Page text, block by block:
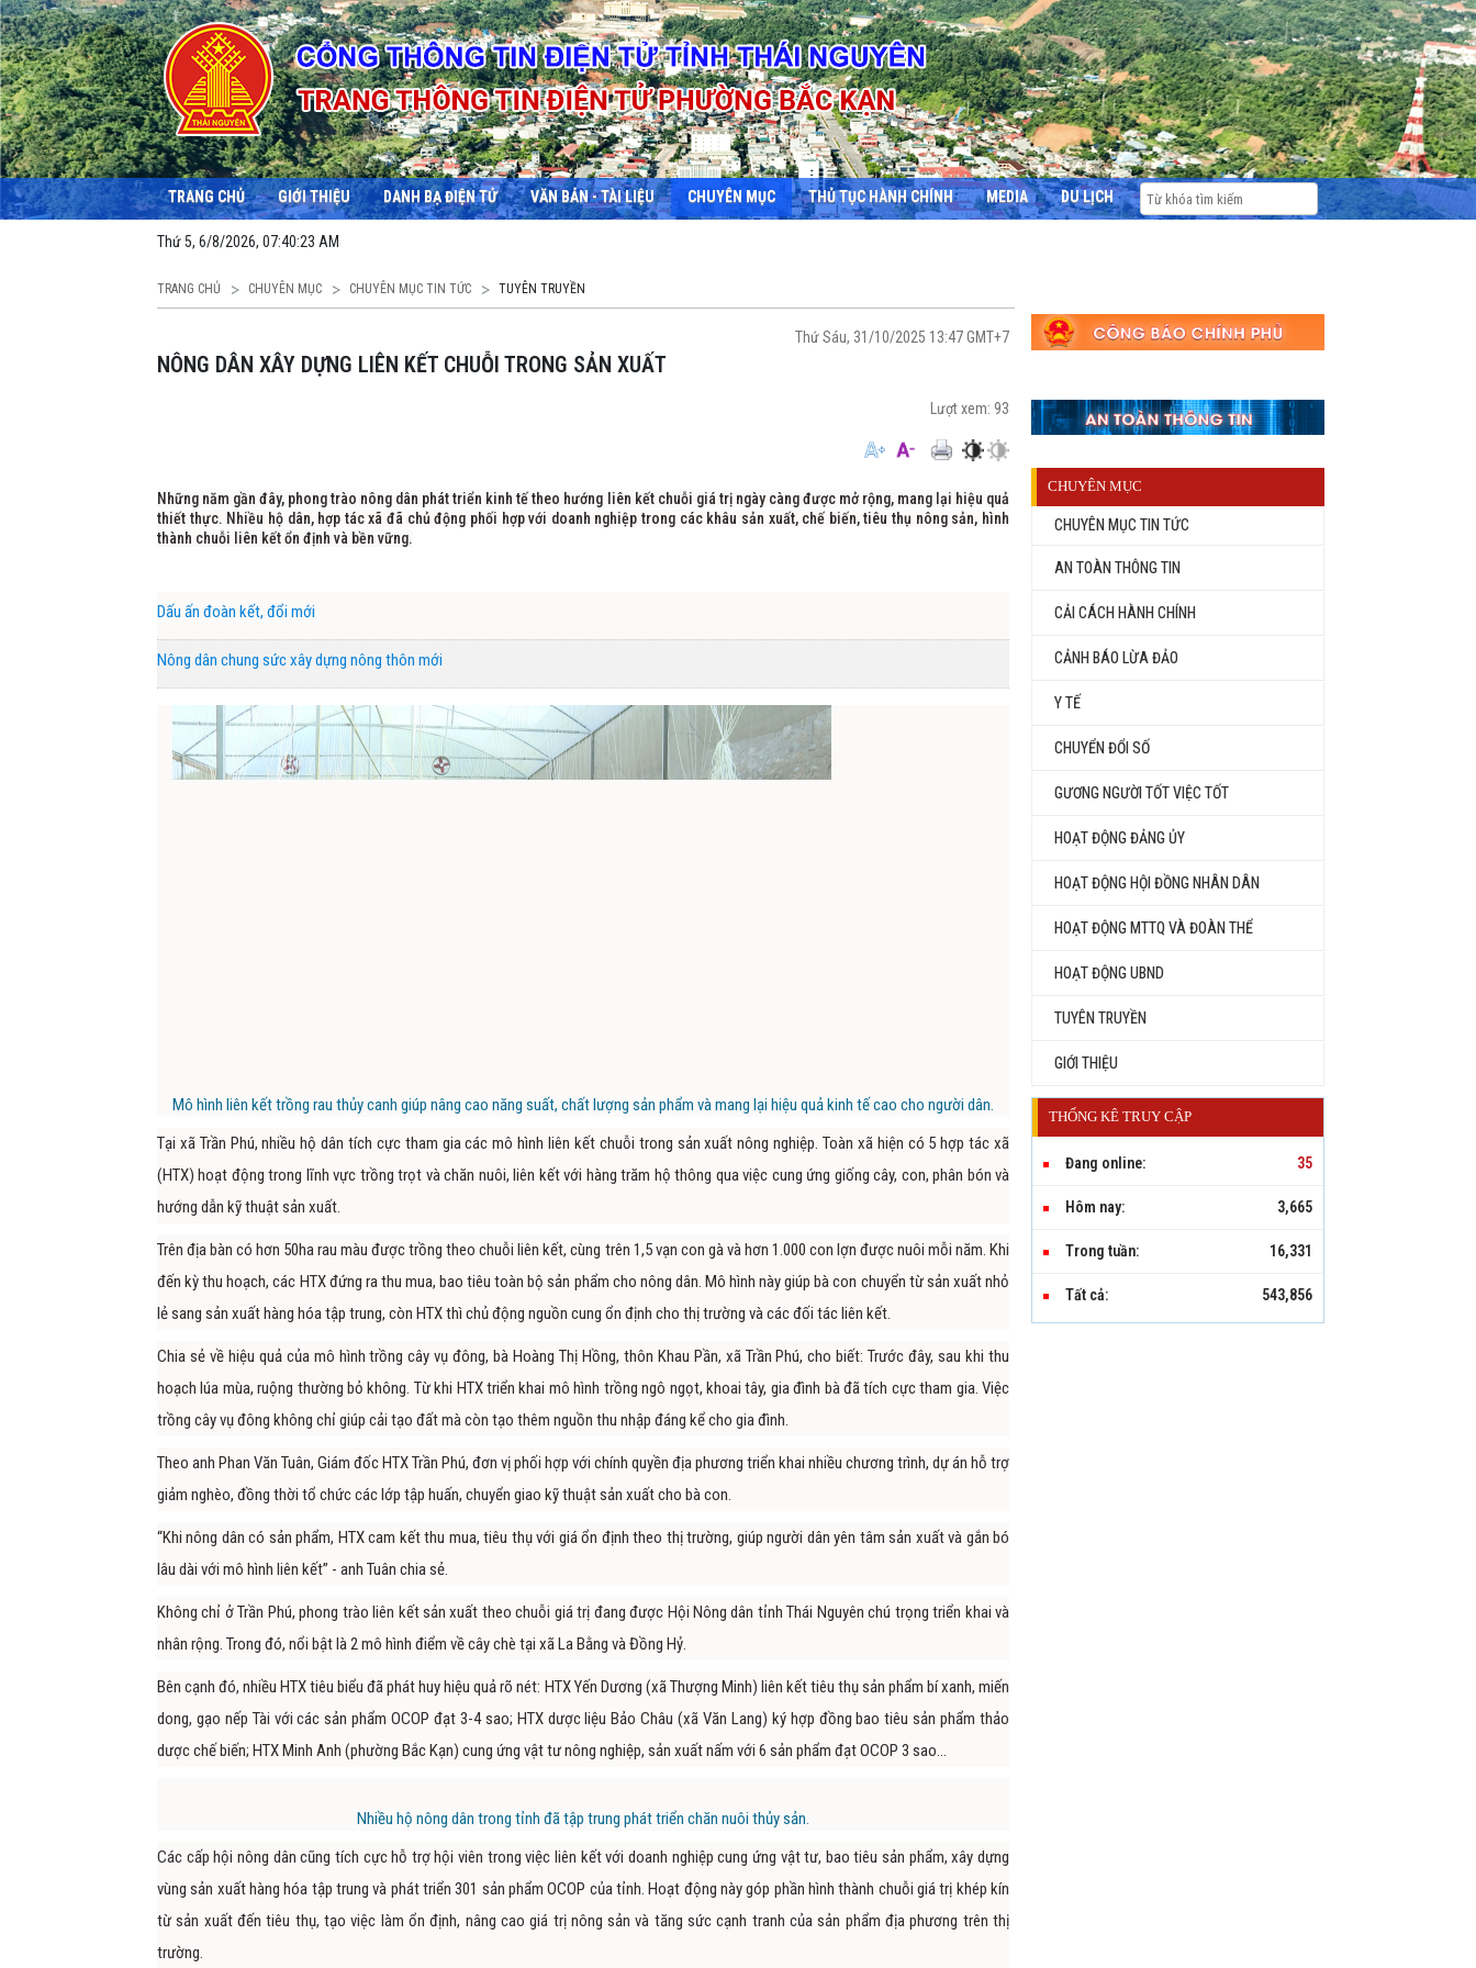
TRANG CHỦ GIỚI THIỆU DANH BẠ ĐIỆN TỬ VĂN BẢN - TÀI LIỆU CHUYÊN MỤC THỦ TỤC HÀNH CHÍNH MEDIA DU LỊCH
Thứ 5, 6/8/2026, 07:40:24 AM
TRANG CHỦ CHUYÊN MỤC CHUYÊN MỤC TIN TỨC TUYÊN TRUYỀN
Thứ Sáu, 31/10/2025 13:47 GMT+7
NÔNG DÂN XÂY DỰNG LIÊN KẾT CHUỖI TRONG SẢN XUẤT
Lượt xem: 93
Những năm gần đây, phong trào nông dân phát triển kinh tế theo hướng liên kết chuỗi giá trị ngày càng được mở rộng, mang lại hiệu quả
thiết thực. Nhiều hộ dân, hợp tác xã đã chủ động phối hợp với doanh nghiệp trong các khâu sản xuất, chế biến, tiêu thụ nông sản, hình
thành chuỗi liên kết ổn định và bền vững.
Dấu ấn đoàn kết, đổi mới
Nông dân chung sức xây dựng nông thôn mới
Mô hình liên kết trồng rau thủy canh giúp nâng cao năng suất, chất lượng sản phẩm và mang lại hiệu quả kinh tế cao cho người dân.
Tại xã Trần Phú, nhiều hộ dân tích cực tham gia các mô hình liên kết chuỗi trong sản xuất nông nghiệp. Toàn xã hiện có 5 hợp tác xã
(HTX) hoạt động trong lĩnh vực trồng trọt và chăn nuôi, liên kết với hàng trăm hộ thông qua việc cung ứng giống cây, con, phân bón và
hướng dẫn kỹ thuật sản xuất.
Trên địa bàn có hơn 50ha rau màu được trồng theo chuỗi liên kết, cùng trên 1,5 vạn con gà và hơn 1.000 con lợn được nuôi mỗi năm. Khi
đến kỳ thu hoạch, các HTX đứng ra thu mua, bao tiêu toàn bộ sản phẩm cho nông dân. Mô hình này giúp bà con chuyển từ sản xuất nhỏ
lẻ sang sản xuất hàng hóa tập trung, còn HTX thì chủ động nguồn cung ổn định cho thị trường và các đối tác liên kết.
Chia sẻ về hiệu quả của mô hình trồng cây vụ đông, bà Hoàng Thị Hồng, thôn Khau Pần, xã Trần Phú, cho biết: Trước đây, sau khi thu
hoạch lúa mùa, ruộng thường bỏ không. Từ khi HTX triển khai mô hình trồng ngô ngọt, khoai tây, gia đình bà đã tích cực tham gia. Việc
trồng cây vụ đông không chỉ giúp cải tạo đất mà còn tạo thêm nguồn thu nhập đáng kể cho gia đình.
Theo anh Phan Văn Tuân, Giám đốc HTX Trần Phú, đơn vị phối hợp với chính quyền địa phương triển khai nhiều chương trình, dự án hỗ trợ
giảm nghèo, đồng thời tổ chức các lớp tập huấn, chuyển giao kỹ thuật sản xuất cho bà con.
“Khi nông dân có sản phẩm, HTX cam kết thu mua, tiêu thụ với giá ổn định theo thị trường, giúp người dân yên tâm sản xuất và gắn bó
lâu dài với mô hình liên kết” - anh Tuân chia sẻ.
Không chỉ ở Trần Phú, phong trào liên kết sản xuất theo chuỗi giá trị đang được Hội Nông dân tỉnh Thái Nguyên chú trọng triển khai và
nhân rộng. Trong đó, nổi bật là 2 mô hình điểm về cây chè tại xã La Bằng và Đồng Hỷ.
Bên cạnh đó, nhiều HTX tiêu biểu đã phát huy hiệu quả rõ nét: HTX Yến Dương (xã Thượng Minh) liên kết tiêu thụ sản phẩm bí xanh, miến
dong, gạo nếp Tài với các sản phẩm OCOP đạt 3-4 sao; HTX dược liệu Bảo Châu (xã Văn Lang) ký hợp đồng bao tiêu sản phẩm thảo
dược chế biến; HTX Minh Anh (phường Bắc Kạn) cung ứng vật tư nông nghiệp, sản xuất nấm với 6 sản phẩm đạt OCOP 3 sao...
Nhiều hộ nông dân trong tỉnh đã tập trung phát triển chăn nuôi thủy sản.
Các cấp hội nông dân cũng tích cực hỗ trợ hội viên trong việc liên kết với doanh nghiệp cung ứng vật tư, bao tiêu sản phẩm, xây dựng
vùng sản xuất hàng hóa tập trung và phát triển 301 sản phẩm OCOP của tỉnh. Hoạt động này góp phần hình thành chuỗi giá trị khép kín
từ sản xuất đến tiêu thụ, tạo việc làm ổn định, nâng cao giá trị nông sản và tăng sức cạnh tranh của sản phẩm địa phương trên thị
trường.
CHUYÊN MỤC
CHUYÊN MỤC TIN TỨC
AN TOÀN THÔNG TIN
CẢI CÁCH HÀNH CHÍNH
CẢNH BÁO LỪA ĐẢO
Y TẾ
CHUYỂN ĐỔI SỐ
GƯƠNG NGƯỜI TỐT VIỆC TỐT
HOẠT ĐỘNG ĐẢNG ỦY
HOẠT ĐỘNG HỘI ĐỒNG NHÂN DÂN
HOẠT ĐỘNG MTTQ VÀ ĐOÀN THỂ
HOẠT ĐỘNG UBND
TUYÊN TRUYỀN
GIỚI THIỆU
THỐNG KÊ TRUY CẬP
Đang online: 35
Hôm nay: 3,665
Trong tuần: 16,331
Tất cả: 543,856